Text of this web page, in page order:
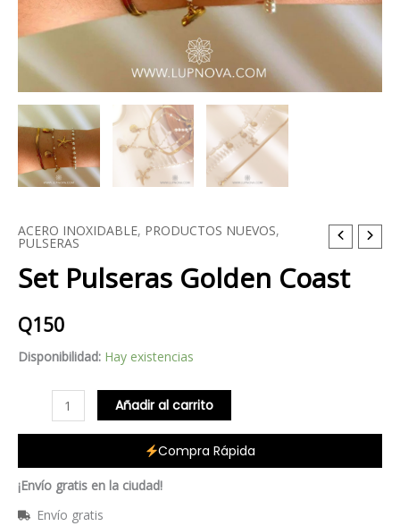
ACERO INOXIDABLE, PRODUCTOS NUEVOS,
PULSERAS
Set Pulseras Golden Coast
Q150
Disponibilidad: Hay existencias
Set
Golden
cantidad
Añadir al carrito
Compra Rápida
¡Envío gratis en la ciudad!
Envío gratis